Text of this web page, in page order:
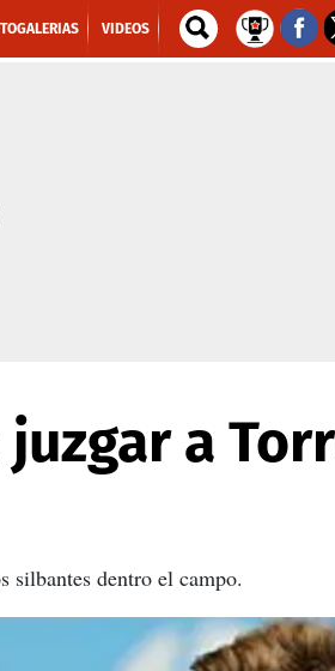
VIDEOS
a
silbantes dentro el campo.